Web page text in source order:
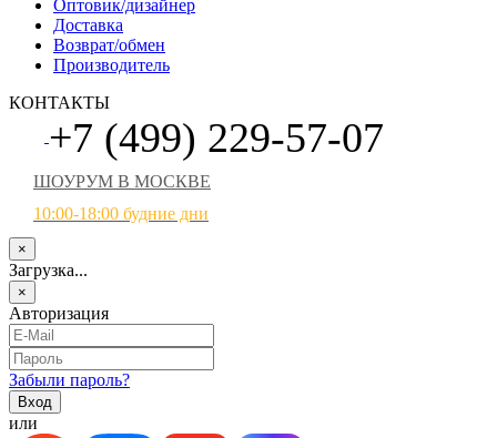
Оптовик/дизайнер
Доставка
Возврат/обмен
Производитель
КОНТАКТЫ
+7 (499) 229-57-07
ШОУРУМ В МОСКВЕ
10:00-18:00 будние дни
×
Загрузка...
×
Авторизация
Забыли пароль?
или